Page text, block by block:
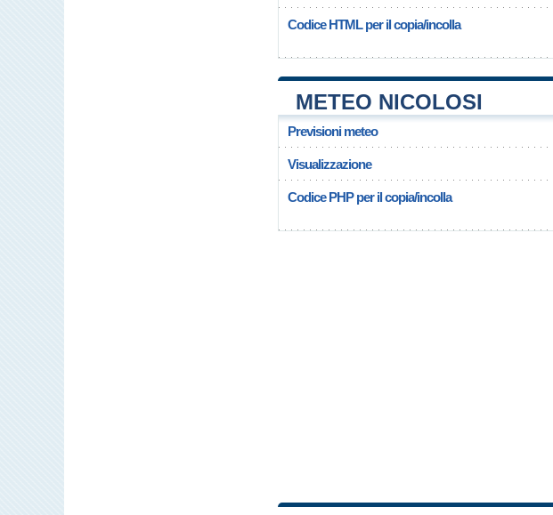
Codice HTML per il copia/incolla
METEO NICOLOSI
Previsioni meteo
Visualizzazione
Codice PHP per il copia/incolla